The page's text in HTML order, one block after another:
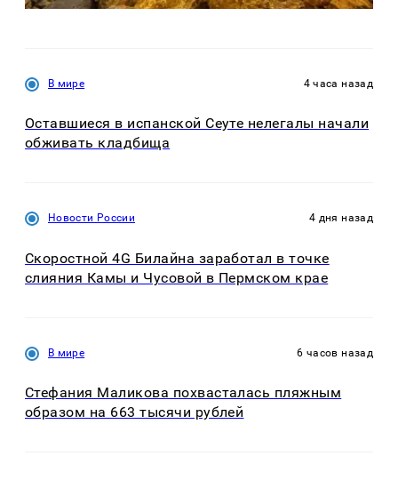
В мире 4 часа назад
Оставшиеся в испанской Сеуте нелегалы начали
обживать кладбища
Новости России 4 дня назад
Скоростной 4G Билайна заработал в точке
слияния Камы и Чусовой в Пермском крае
В мире 6 часов назад
Стефания Маликова похвасталась пляжным
образом на 663 тысячи рублей